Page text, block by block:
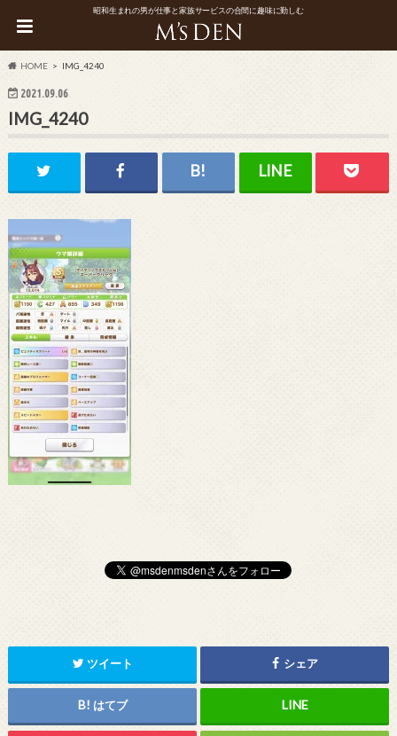
昭和生まれの男が仕事と家族サービスの合間に趣味に勤しむ
HOME IMG_4240
2021.09.06
IMG_4240
ツイート シェア
はてブ